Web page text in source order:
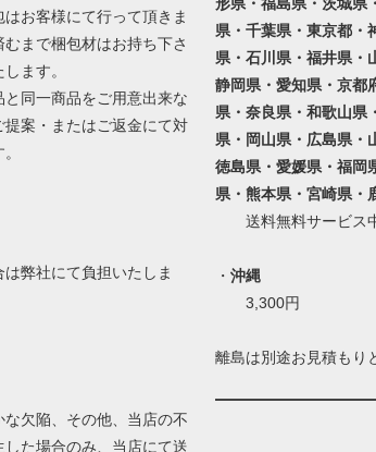
お客様にて行って頂きま
まで梱包材はお持ち下さ
ます。
同一商品をご用意出来な
案・またはご返金にて対
弊社にて負担いたしま
欠陥、その他、当店の不
た場合のみ、当店にて送
形県・福島県・茨城県
県・千葉県・東京都・
県・石川県・福井県・
静岡県・愛知県・京都
県・奈良県・和歌山県
県・岡山県・広島県・
徳島県・愛媛県・福岡
県・熊本県・宮崎県・
送料無料サービス
・沖縄
3,300円
離島は別途お見積もり